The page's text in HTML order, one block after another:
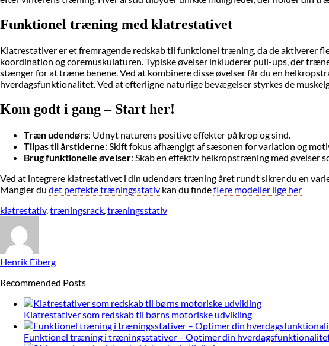
Funktionel træning med klatrestativet
Klatrestativer er et fremragende redskab til funktionel træning, da de aktiverer
koordination og coremuskulaturen. Typiske øvelser inkluderer pull-ups, der
stænger for at træne benene. Ved at kombinere disse øvelser får du en
hverdagsfunktionalitet. Ved at efterligne naturlige bevægelser styrkes de
Kom godt i gang – Start her!
Træn udendørs: Udnyt naturens positive effekter på krop og sind.
Tilpas til årstiderne: Skift fokus afhængigt af sæsonen for variation og
Brug funktionelle øvelser: Skab en effektiv helkropstræning med øvelser
Ved at integrere klatrestativet i din udendørs træning året rundt sikrer du en
Mangler du det perfekte træningsstativ kan du findeflere modeller lige her
klatrestativ, træningsrack træningsstativ
Henrik Eiberg
Recommended Posts
Klatrestativer som redskab til børns motoriske udvikling
Funktionel træning i træningsstativer – Optimer din